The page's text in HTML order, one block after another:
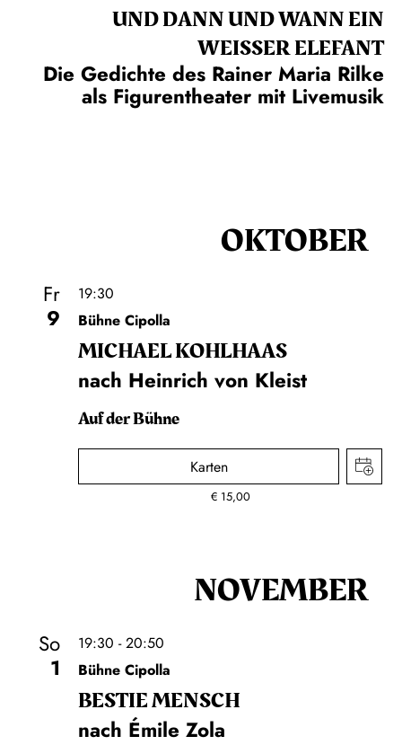
UND DANN UND WANN EIN
WEISSER ELEFANT
Die Gedichte des Rainer Maria Rilke
als Figurentheater mit Livemusik
OKTOBER
Fr
9
19:30
Bühne Cipolla
MICHAEL KOHLHAAS
nach Heinrich von Kleist
Auf der Bühne
Karten
€ 15,00
NOVEMBER
So
1
19:30 - 20:50
Bühne Cipolla
BESTIE MENSCH
nach Émile Zola